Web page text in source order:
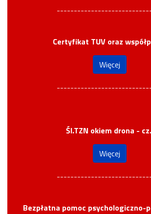
Certyfikat TUV oraz
Więcej
Śl.TZN okiem drona -
Więcej
Bezpłatna pomoc psychologiczno-